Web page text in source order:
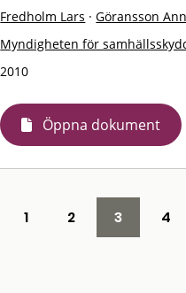
Fredholm Lars · Göransson
Myndigheten för
2010
Öppna dokument
1 2 3 4